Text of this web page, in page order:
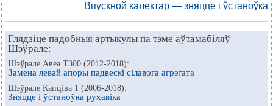
Впускной калектар — зняцце і ўстаноўка
Глядзіце падобныя артыкулы па тэме аўтамабіляў
Шэўрале:
Шэўрале Авеа Т300 (2012-2018):
Замена левай апоры падвескі сілавога агрэгата
Шэўрале Капціва 1 (2006-2018):
Зняцце і ўстаноўка рухавіка